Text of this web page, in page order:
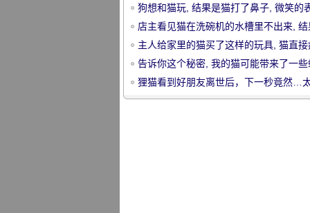
是.....。
狗想和猫玩, 结果是猫打了鼻子, 微笑的
直接喷了出来.....。
店主看见猫在洗碗机的水槽里不出来, 结
近一看煤气爆炸.....。
主人给家里的猫买了这样的玩具, 猫直接
了, 哈哈.....。
告诉你这个秘密, 我的猫可能带来了一些
的基因..。
狸猫看到好朋友离世后，下一秒竟然…
酸了！